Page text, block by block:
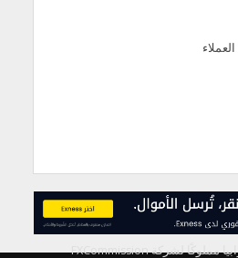
يعد موقع إف إكس ارابيا مملوكًا لشركة FXCommission